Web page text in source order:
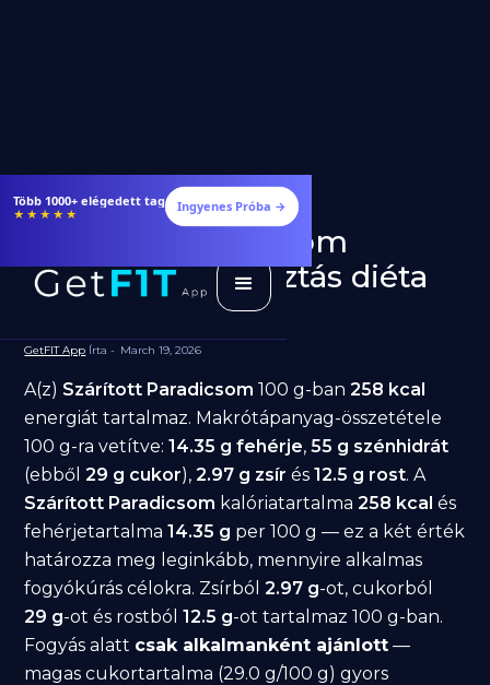
Több 1000+ elégedett tag
★★★★★ Ingyenes Próba →
Szárított Paradicsom
fogyásra: jó választás diéta
GetFIT App Írta - March 19, 2026
A(z) Szárított Paradicsom 100 g-ban258 kcal
energiát tartalmaz. Makrótápanyag-összetétele
100 g-ra vetítve:14.35 g fehérje,55 g szénhidrát
(ebből29 g cukor),2.97 g zsír és12.5 g rost. A
Szárított Paradicsom kalóriatartalma258 kcal és
fehérjetartalma14.35 g per 100 g — ez a két érték
határozza meg leginkább, mennyire alkalmas
fogyókúrás célokra. Zsírból2.97 g-ot, cukorból
29 g-ot és rostból12.5 g-ot tartalmaz 100 g-ban.
Fogyás alatt csak alkalmanként ajánlott —
magas cukortartalma (29.0 g/100 g) gyors